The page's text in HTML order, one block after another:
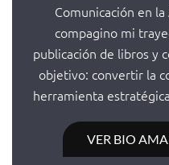
Comunicación en
compagino mi
publicación de libros y
objetivo: convertir la
herramienta
VER BIO